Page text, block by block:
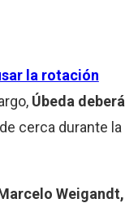
la rotación
Úbeda deberá
cerca durante la
Weigandt,